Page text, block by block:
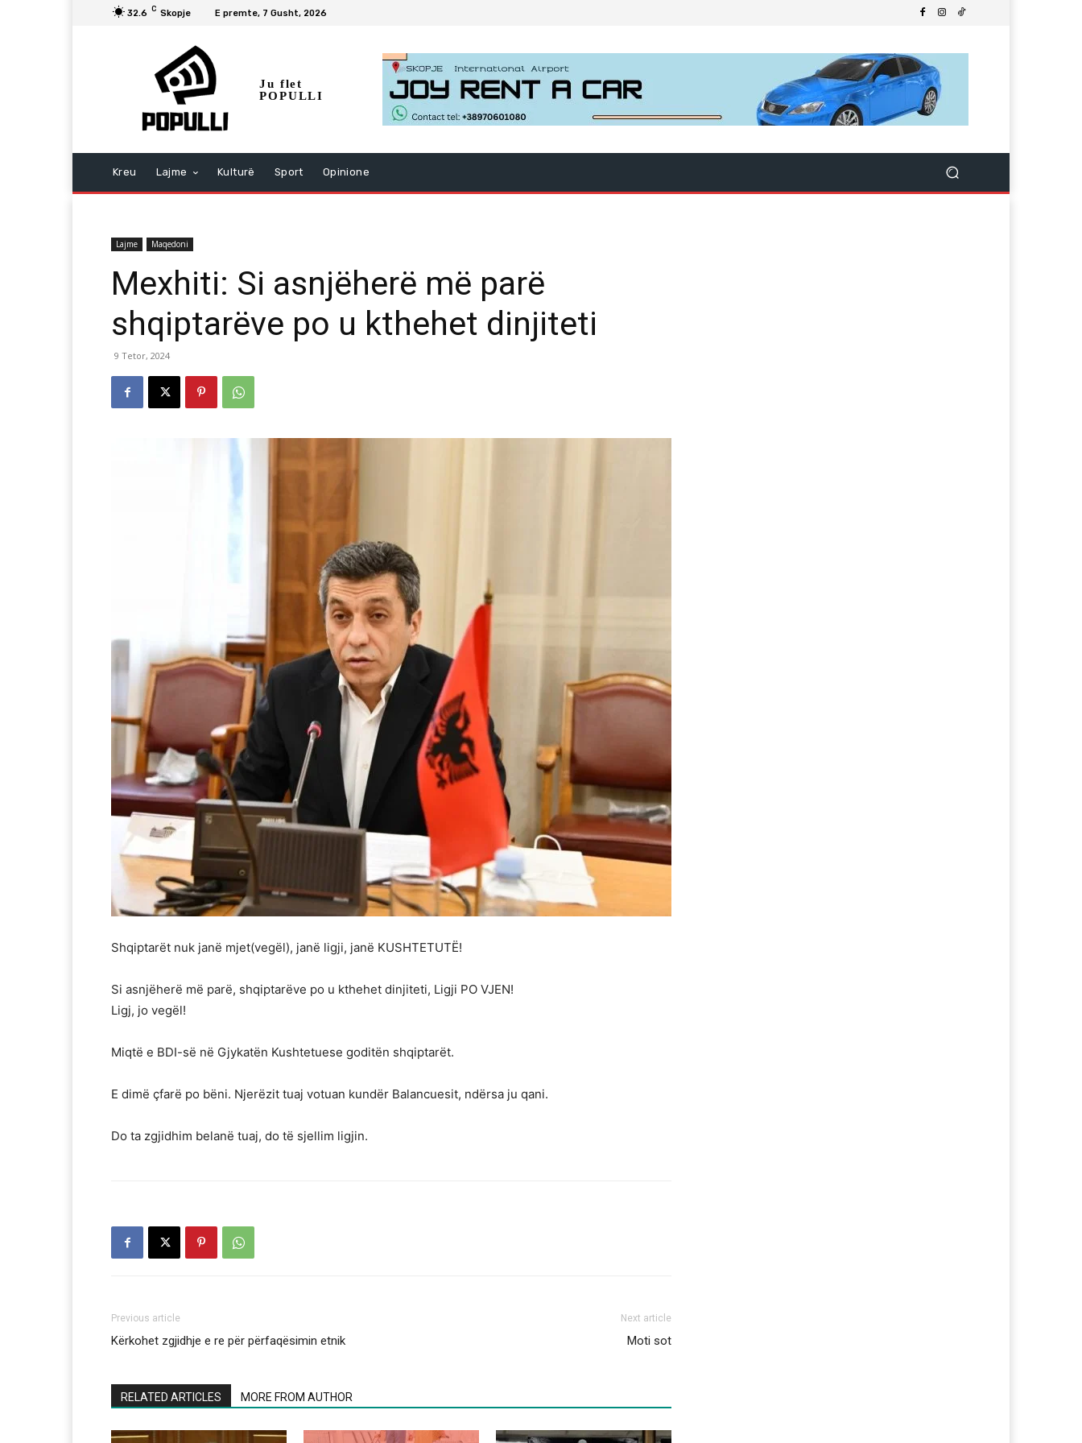
32.6 C Skopje E premte, 7 Gusht, 2026
Ju flet
POPULLI
Kreu Lajme Kulturë Sport Opinione
Lajme Maqedoni
Mexhiti: Si asnjëherë më parë
shqiptarëve po u kthehet dinjiteti
9 Tetor, 2024
Shqiptarët nuk janë mjet(vegël), janë ligji, janë KUSHTETUTË!
Si asnjëherë më parë, shqiptarëve po u kthehet dinjiteti, Ligji PO VJEN!
Ligj, jo vegël!
Miqtë e BDI-së në Gjykatën Kushtetuese goditën shqiptarët.
E dimë çfarë po bëni. Njerëzit tuaj votuan kundër Balancuesit, ndërsa ju qani.
Do ta zgjidhim belanë tuaj, do të sjellim ligjin.
Previous article
Kërkohet zgjidhje e re për përfaqësimin etnik
Next article
Moti sot
RELATED ARTICLES MORE FROM AUTHOR